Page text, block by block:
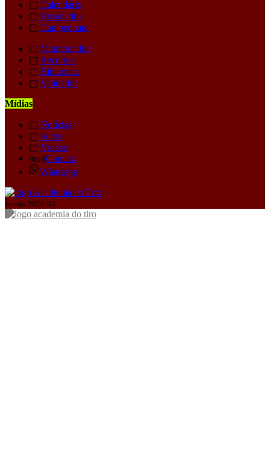
▢ Calendário
▢ Resultados
▢ Campeonato
▢ Matriculados
▢ Recordes
▢ Biblioteca
▢ Validador
Mídias
▢ Notícias
▢ Fotos
▢ Vídeos
mailContato
Whatsapp
versão 2026/05